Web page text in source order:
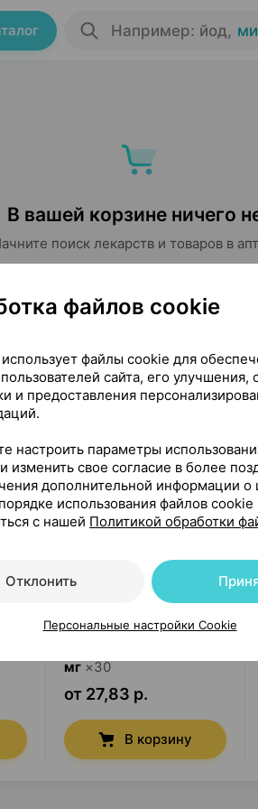
Например: йод,
В вашей корзине ничего
поиск лекарств и товаров в
Начать поиск
мг×30
от 27,83 р.
В корзину
файлов cookie
файлы cookie для
сайта, его улучшения,
и предоставления
настроить параметры
изменить свое согласие в более
дополнительной информации о
использования файлов
с нашей Политикой обработки
Отклонить
Персональные настройки Cookie